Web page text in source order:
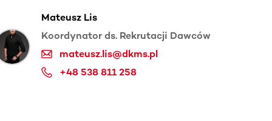
Mateusz Lis
Koordynator ds. Rekrutacji Dawców
mateusz.lis@dkms.pl
+48 538 811 258